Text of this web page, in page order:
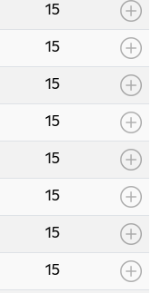
15
15
15
15
15
15
15
15